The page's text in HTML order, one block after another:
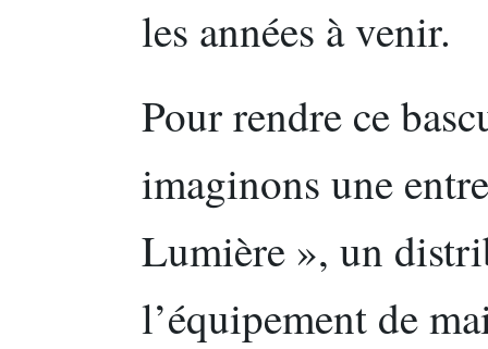
les années à venir.
Pour rendre ce
imaginons une
Lumière », un
l’équipement de